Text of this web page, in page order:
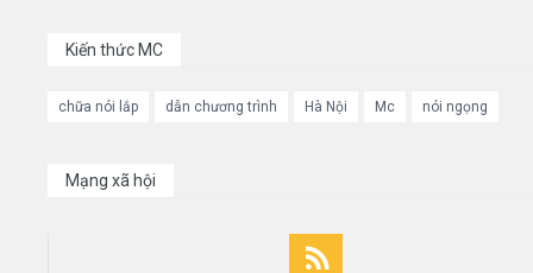
Kiến thức MC
chữa nói lắp dẫn chương trình Hà Nội Mc nói ngọng
Mạng xã hội